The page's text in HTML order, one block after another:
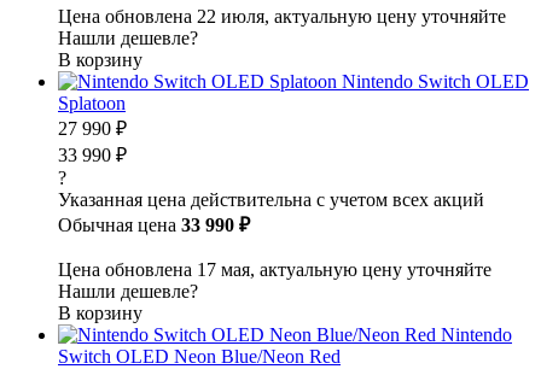
Цена обновлена 22 июля, актуальную цену уточняйте
Нашли дешевле?
В корзину
Nintendo Switch OLED
Splatoon
27 990 ₽
33 990 ₽
?
Указанная цена действительна с учетом всех акций
Обычная цена 33 990 ₽
Цена обновлена 17 мая, актуальную цену уточняйте
Нашли дешевле?
В корзину
Nintendo
Switch OLED Neon Blue/Neon Red